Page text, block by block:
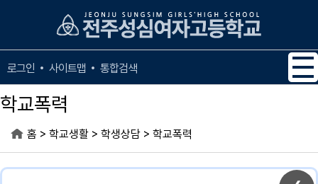
로그인 사이트맵 통합검색
학교폭력
홈 > 학교생활 > 학생상담 > 학교폭력